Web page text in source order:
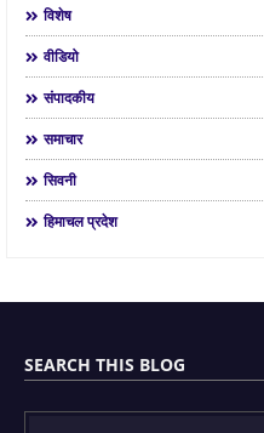
विशेष
वीडियो
संपादकीय
समाचार
सिवनी
हिमाचल प्रदेश
SEARCH THIS BLOG